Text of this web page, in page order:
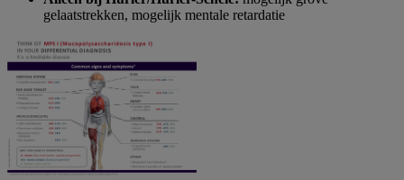
gelaatstrekken, mogelijk mentale retardatie